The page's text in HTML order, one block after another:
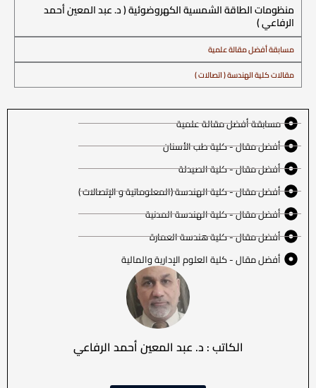
منظومات الطاقة الشمسية الكهروضوئية ( د. عبد المعين أحمد
الرفاعي )
مسابقة أفضل مقالة علمية
مقالات كلية الهندسة ( اتصالات )
مسابقة أفضل مقالة علمية
أفضل مقال - كلية طب الأسنان
أفضل مقال - كلية الصيدلة
أفضل مقال - كلية الهندسة (المعلوماتية و الإتصالات )
أفضل مقال - كلية الهندسة المدنية
أفضل مقال - كلية هندسة العمارة
أفضل مقال - كلية العلوم الإدارية والمالية
الكاتب : د. عبد المعين أحمد الرفاعي